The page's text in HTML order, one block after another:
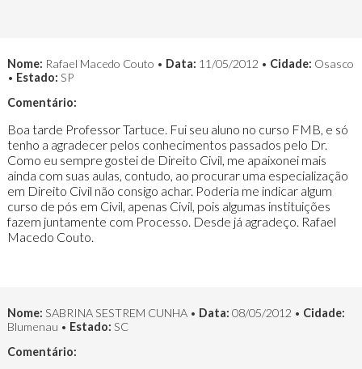
Nome: Rafael Macedo Couto • Data: 11/05/2012 • Cidade: Osasco
• Estado: SP
Comentário:
Boa tarde Professor Tartuce. Fui seu aluno no curso FMB, e só
tenho a agradecer pelos conhecimentos passados pelo Dr.
Como eu sempre gostei de Direito Civil, me apaixonei mais
ainda com suas aulas, contudo, ao procurar uma especialização
em Direito Civil não consigo achar. Poderia me indicar algum
curso de pós em Civil, apenas Civil, pois algumas instituições
fazem juntamente com Processo. Desde já agradeço. Rafael
Macedo Couto.
Nome: SABRINA SESTREM CUNHA • Data: 08/05/2012 • Cidade:
Blumenau • Estado: SC
Comentário: